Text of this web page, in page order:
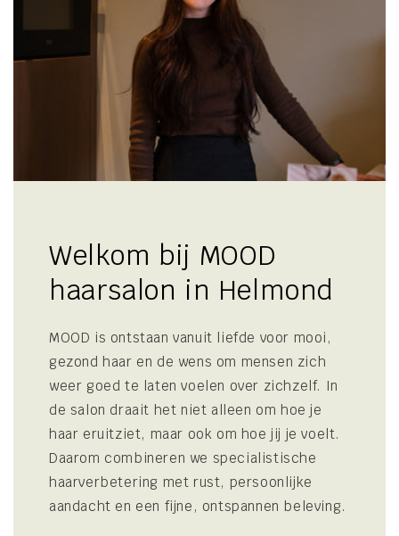
Welkom bij MOOD
haarsalon in Helmond
MOOD is ontstaan vanuit liefde voor mooi,
gezond haar en de wens om mensen zich
weer goed te laten voelen over zichzelf. In
de salon draait het niet alleen om hoe je
haar eruitziet, maar ook om hoe jij je voelt.
Daarom combineren we specialistische
haarverbetering met rust, persoonlijke
aandacht en een fijne, ontspannen beleving.